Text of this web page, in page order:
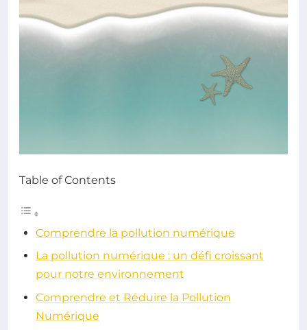
Table of Contents
Comprendre la pollution numérique
La pollution numérique : un défi croissant
pour notre environnement
Comprendre et Réduire la Pollution
Numérique